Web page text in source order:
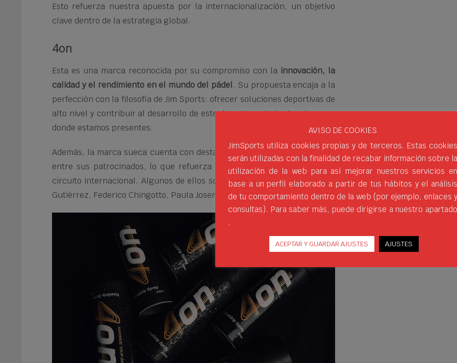
Esto refuerza nuestra apuesta por la internacionalización, un objetivo
clave dentro de la estrategia global.
4on
Esta es una marca reconocida por su compromiso con la innovación, la
calidad y el rendimiento en el mundo del pádel. Su propuesta encaja a la
perfección con la filosofía de Jim Sports: ofrecer soluciones deportivas de
alto nivel y contribuir al desarrollo de este deporte en todos los rincones
donde estamos presentes.
Además, la marca sueca cuenta con destacados jugadores profesionales
entre sus patrocinados, lo que refuerza su prestigio y presencia en el
circuito internacional. Algunos de ellos son Agustín Tapia, Daniel Sanyo
Gutiérrez, Federico Chingotto, Paula Josemaría…
AVISO DE COOKIES
JimSports utiliza cookies propias y de terceros. Estas cookies
serán utilizadas con la finalidad de recabar información sobre la
utilización de la web para así mejorar nuestros servicios en
base a un perfil elaborado a partir de tus hábitos y el análisis
de tu comportamiento dentro de la web (por ejemplo, enlaces y
consultas). Para saber más, puede dirigirse a nuestro apartado
.
ACEPTAR Y GUARDAR AJUSTES AJUSTES